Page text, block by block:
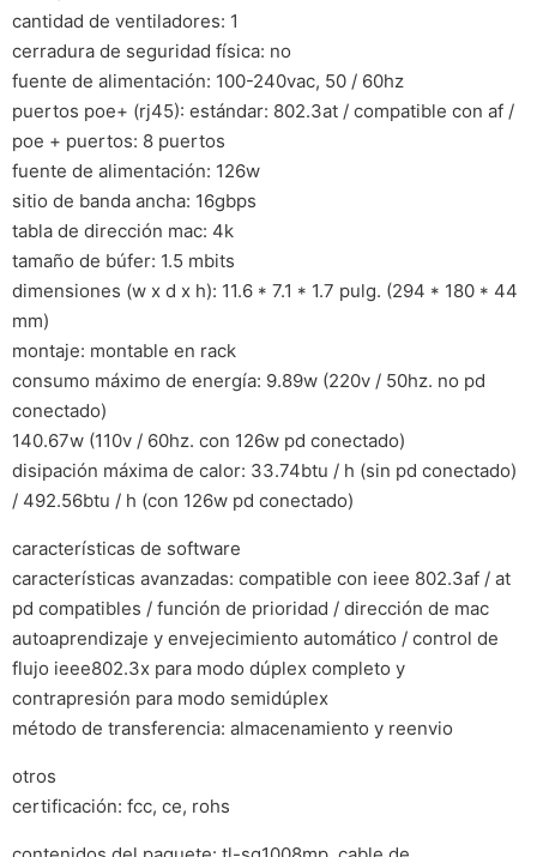
cantidad de ventiladores: 1
cerradura de seguridad física: no
fuente de alimentación: 100-240vac, 50 / 60hz
puertos poe+ (rj45): estándar: 802.3at / compatible con af /
poe + puertos: 8 puertos
fuente de alimentación: 126w
sitio de banda ancha: 16gbps
tabla de dirección mac: 4k
tamaño de búfer: 1.5 mbits
dimensiones (w x d x h): 11.6 * 7.1 * 1.7 pulg. (294 * 180 * 44
mm)
montaje: montable en rack
consumo máximo de energía: 9.89w (220v / 50hz. no pd
conectado)
140.67w (110v / 60hz. con 126w pd conectado)
disipación máxima de calor: 33.74btu / h (sin pd conectado)
/ 492.56btu / h (con 126w pd conectado)
características de software
características avanzadas: compatible con ieee 802.3af / at
pd compatibles / función de prioridad / dirección de mac
autoaprendizaje y envejecimiento automático / control de
flujo ieee802.3x para modo dúplex completo y
contrapresión para modo semidúplex
método de transferencia: almacenamiento y reenvio
otros
certificación: fcc, ce, rohs